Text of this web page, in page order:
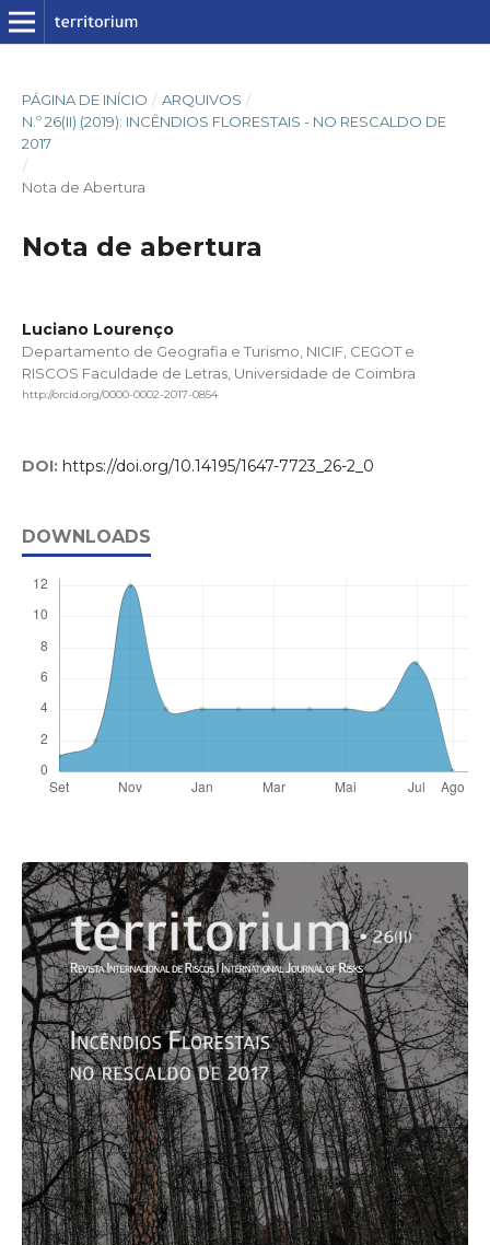
PÁGINA DE INÍCIO / ARQUIVOS /
N.º 26(II) (2019): INCÊNDIOS FLORESTAIS - NO RESCALDO DE
2017
/
Nota de Abertura
Nota de abertura
Luciano Lourenço
Departamento de Geografia e Turismo, NICIF, CEGOT e
RISCOS Faculdade de Letras, Universidade de Coimbra
http://orcid.org/0000-0002-2017-0854
DOI: https://doi.org/10.14195/1647-7723_26-2_0
DOWNLOADS